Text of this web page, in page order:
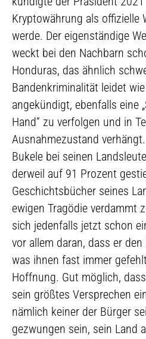
Kryptowährung als offizielle
werde. Der eigenständige
weckt bei den Nachbarn
Honduras, das ähnlich
Bandenkriminalität leidet wie
angekündigt, ebenfalls eine
Hand“ zu verfolgen und in
Ausnahmezustand
Bukele bei seinen
derweil auf 91 Prozent
Geschichtsbücher seines
ewigen Tragödie verdammt
sich jedenfalls jetzt schon
vor allem daran, dass er
was ihnen fast immer
Hoffnung. Gut möglich,
sein größtes Versprechen
nämlich keiner der Bürger
gezwungen sein, sein Land